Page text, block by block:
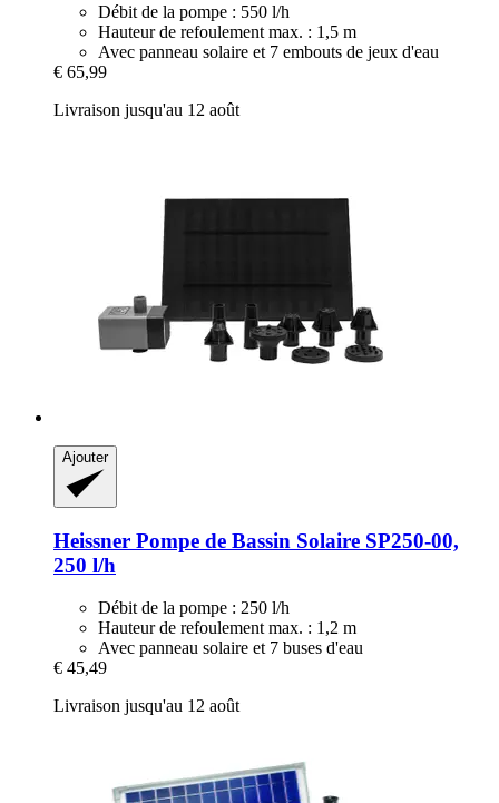
Débit de la pompe : 550 l/h
Hauteur de refoulement max. : 1,5 m
Avec panneau solaire et 7 embouts de jeux d'eau
€ 65,99
Livraison jusqu'au 12 août
Ajouter
Heissner Pompe de Bassin Solaire SP250-​00,
250 l/h
Débit de la pompe : 250 l/h
Hauteur de refoulement max. : 1,2 m
Avec panneau solaire et 7 buses d'eau
€ 45,49
Livraison jusqu'au 12 août